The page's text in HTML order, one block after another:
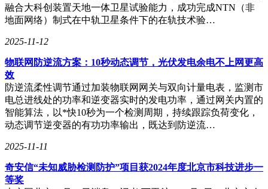
融合大科创装置天地一体卫星试验能力，成功完成NTN（非
地面网络）制式在中轨卫星条件下的在轨技术验…
2025-11-12
物联网防逆流方案：10秒动态调节，光伏发电余电不上网更高
效
防逆流柔性调节通过加装物联网网关与双向计量电表，监测市
电总进线处的功率和逆变器实时的发电功率，通过网关内置的
智能算法，以*快10秒为一个检测周期，持续跟踪负荷变化，
动态调节逆变器的有功功率输出，既达到防逆流…
2025-11-11
奇安信“未知威胁检测防护”项目获2024年度北京市科技进步一
等奖